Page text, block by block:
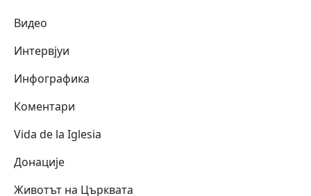
Видео
Интервјуи
Инфографика
Коментари
Vida de la Iglesia
Донације
Животът на Църквата